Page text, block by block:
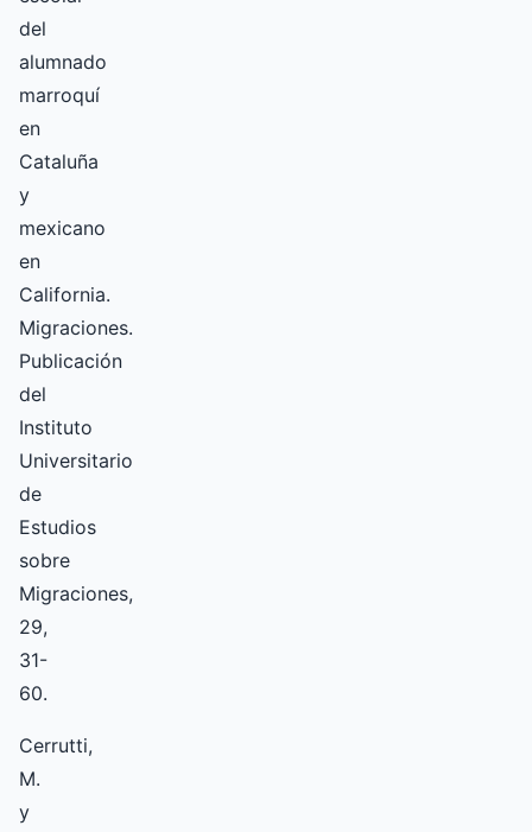
del
alumnado
marroquí
en
Cataluña
y
mexicano
en
California.
Migraciones.
Publicación
del
Instituto
Universitario
de
Estudios
sobre
Migraciones,
29,
31-
60.
Cerrutti,
M.
y